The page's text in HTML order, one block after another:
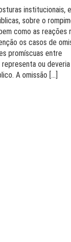
institucionais,
sobre o
como as reações
os casos de
promíscuas entre
ou deveria
A omissão […]